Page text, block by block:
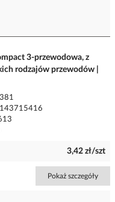
3-przewodowa, z
rodzajów przewodów |
3,42 zł/szt
Pokaż szczegóły